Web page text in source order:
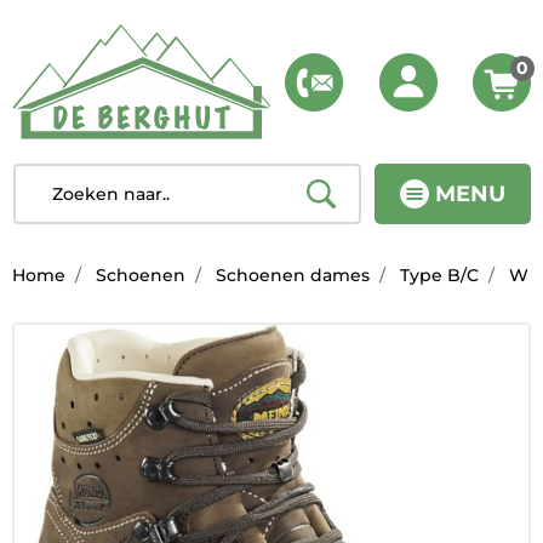
MENU
0
Home Schoenen Schoenen dames Type B/C W